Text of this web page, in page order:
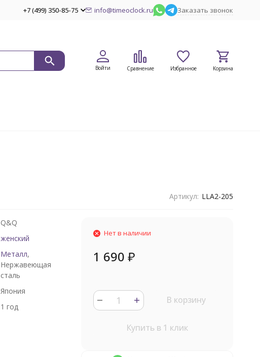
+7 (499) 350-85-75 info@timeoclock.ru Заказать звонок
Войти Сравнение Избранное Корзина
Артикул: LLA2-205
Q&Q
женский
Металл,
Нержавеющая
сталь
Япония
1 год
Нет в наличии
1 690 ₽
В корзину
Купить в 1 клик